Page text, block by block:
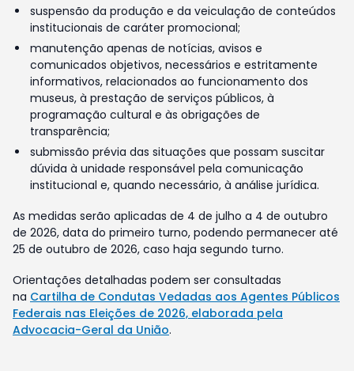
suspensão da produção e da veiculação de conteúdos
institucionais de caráter promocional;
manutenção apenas de notícias, avisos e
comunicados objetivos, necessários e estritamente
informativos, relacionados ao funcionamento dos
museus, à prestação de serviços públicos, à
programação cultural e às obrigações de
transparência;
submissão prévia das situações que possam suscitar
dúvida à unidade responsável pela comunicação
institucional e, quando necessário, à análise jurídica.
As medidas serão aplicadas de 4 de julho a 4 de outubro
de 2026, data do primeiro turno, podendo permanecer até
25 de outubro de 2026, caso haja segundo turno.
Orientações detalhadas podem ser consultadas
na Cartilha de Condutas Vedadas aos Agentes Públicos
Federais nas Eleições de 2026, elaborada pela
Advocacia-Geral da União.